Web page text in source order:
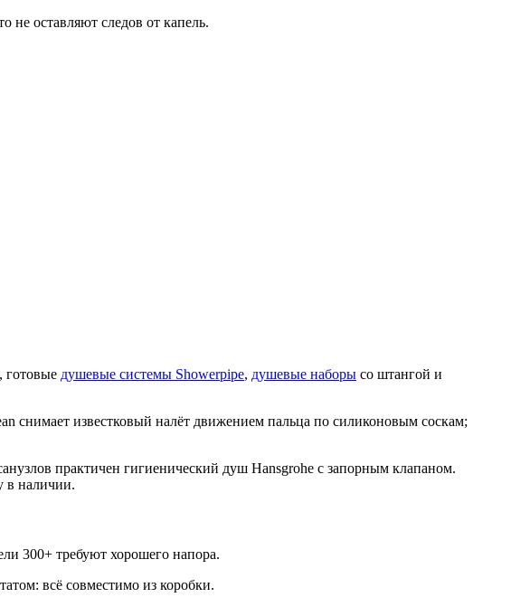
оставляют следов от капель.
готовые душевые системы Showerpipe, душевые наборы со штангой и
снимает известковый налёт движением пальца по силиконовым соскам;
практичен гигиенический душ Hansgrohe с запорным клапаном.
в наличии.
300+ требуют хорошего напора.
всё совместимо из коробки.